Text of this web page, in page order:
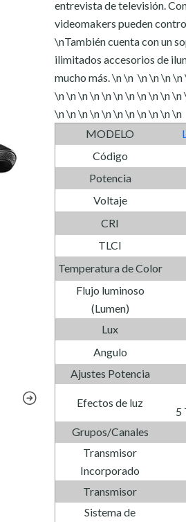
entrevista de televisión.
videomakers pueden
\nTambién cuenta con un
ilimitados accesorios de
mucho más. \n \n \n \n \n
\n \n \n \n \n \n \n \n \n \n
\n \n \n \n \n \n \n \n \n \n \n
MODELO
Código
Potencia
Voltaje
CRI
TLCI
Temperatura de Color
Flujo luminoso
(Lumen)
Lux
Angulo
Ajustes Potencia
Efectos de luz
5
Grupos/Canales
Transmisor
Incorporado
Transmisor
Sistema de